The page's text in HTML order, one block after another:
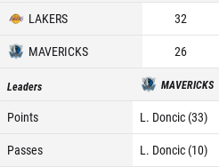
LAKERS 32
MAVERICKS
26
Leaders MAVERICKS
Points L. Doncic (33)
Passes
L. Doncic (10)